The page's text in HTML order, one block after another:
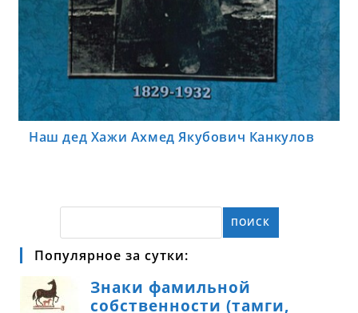
Наш дед Хажи Ахмед Якубович Канкулов
ПОИСК
Популярное за сутки: